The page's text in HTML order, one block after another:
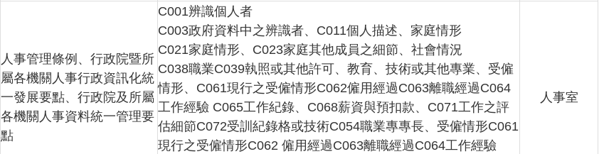
人事管理條例、行政院暨所
屬各機關人事行政資訊化統
一發展要點、行政院及所屬
各機關人事資料統一管理要
點
C001辨識個人者
C003政府資料中之辨識者、C011個人描述、家庭情形
C021家庭情形、C023家庭其他成員之細節、社會情況
C038職業C039執照或其他許可、教育、技術或其他專業、受僱
情形、C061現行之受僱情形C062僱用經過C063離職經過C064
工作經驗 C065工作紀錄、C068薪資與預扣款、C071工作之評
估細節C072受訓紀錄格或技術C054職業專專長、受僱情形C061
現行之受僱情形C062 僱用經過C063離職經過C064工作經驗
人事室